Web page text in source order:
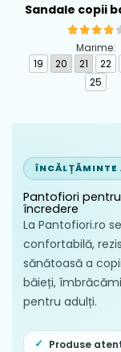
Sandale copii
piele
Albastru -Marime:
19
20 21 22
25
ÎNCĂLȚĂMINTE
Pantofiori
încredere
La Pantofiori.ro
confortabilă,
sănătoasă a
băieți,
pentru adulți.
Produse